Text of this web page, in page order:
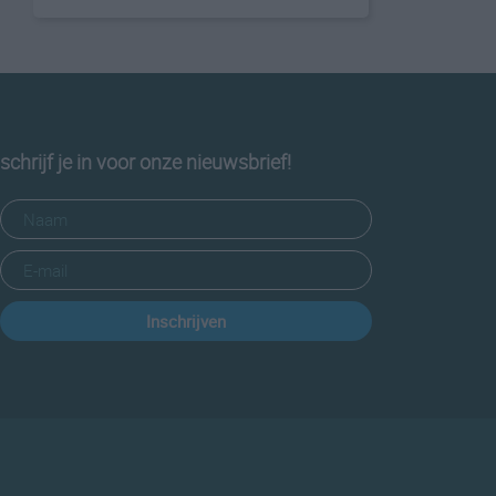
schrijf je in voor onze nieuwsbrief!
Inschrijven